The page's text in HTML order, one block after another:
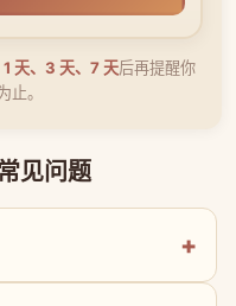
1 天、3 天、7 天后再提醒你
。
见问题